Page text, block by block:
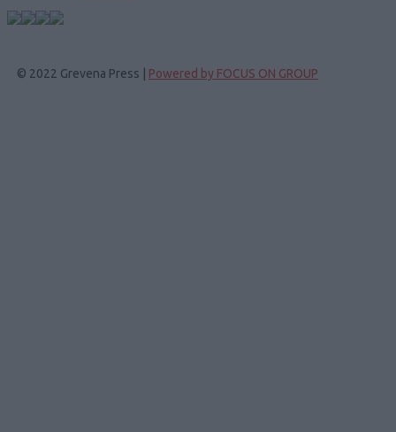
© 2022 Grevena Press | Powered by FOCUS ON GROUP